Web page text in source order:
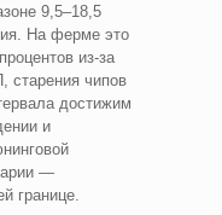
9,5–18,5
На ферме это
из-за
старения чипов
достижим
и
—
границе.